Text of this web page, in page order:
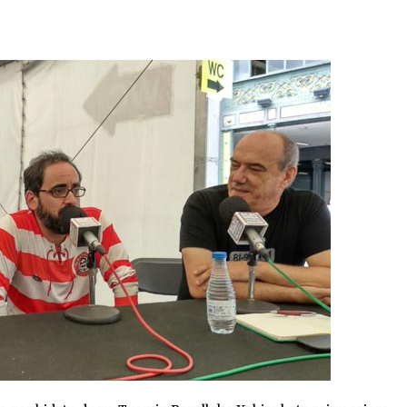
Larunbatean Plentziako Itsas
Martxa ospatuko da
2026/07/07
SOINUGELA: Paul McCartney eta
Ringo Starr-en lan berriak
2026/07/03